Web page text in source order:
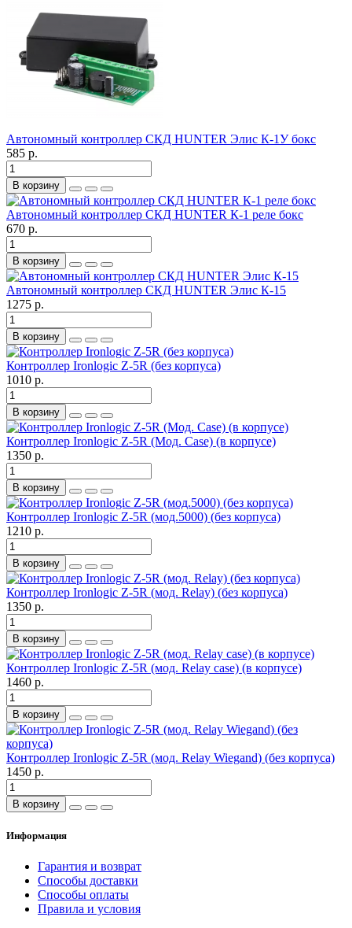
Автономный контроллер СКД HUNTER Элис К-1У бокс
585 р.
В корзину
Автономный контроллер СКД HUNTER К-1 реле бокс
670 р.
В корзину
Автономный контроллер СКД HUNTER Элис К-15
1275 р.
В корзину
Контроллер Ironlogic Z-5R (без корпуса)
1010 р.
В корзину
Контроллер Ironlogic Z-5R (Мод. Case) (в корпусе)
1350 р.
В корзину
Контроллер Ironlogic Z-5R (мод.5000) (без корпуса)
1210 р.
В корзину
Контроллер Ironlogic Z-5R (мод. Relay) (без корпуса)
1350 р.
В корзину
Контроллер Ironlogic Z-5R (мод. Relay case) (в корпусе)
1460 р.
В корзину
Контроллер Ironlogic Z-5R (мод. Relay Wiegand) (без корпуса)
1450 р.
В корзину
Информация
Гарантия и возврат
Способы доставки
Способы оплаты
Правила и условия